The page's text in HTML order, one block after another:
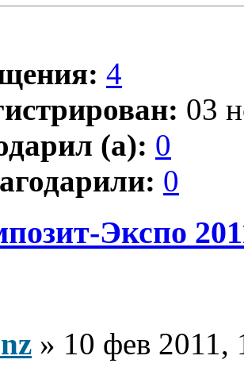
4
03
(а): 0
0
Экспо
» 10 фев 2011,